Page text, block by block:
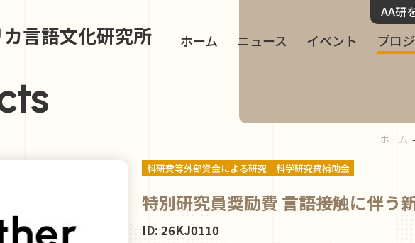
言語文化研究所 ホーム ニュース イベント プロ
AA研
ホーム
科研費等外部資金による研究 科学研究費補助金
特別研究員奨励費 言語接触に伴う
ID: 26KJ0110